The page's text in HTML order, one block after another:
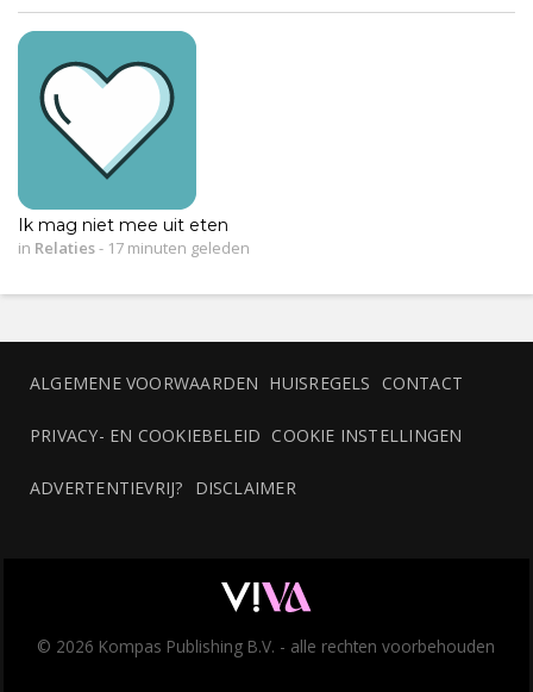
Ik mag niet mee uit eten
in Relaties- 17 minuten geleden
ALGEMENE VOORWAARDEN HUISREGELS CONTACT
PRIVACY- EN COOKIEBELEID COOKIE INSTELLINGEN
ADVERTENTIEVRIJ? DISCLAIMER
© 2026 Kompas Publishing B.V. - alle rechten voorbehouden